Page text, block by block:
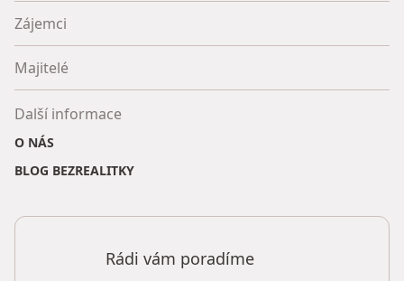
Zájemci
Majitelé
Další informace
O NÁS
BLOG BEZREALITKY
Rádi vám poradíme